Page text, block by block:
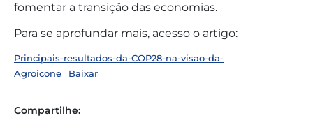
fomentar a transição das economias.
Para se aprofundar mais, acesso o artigo:
Principais-resultados-da-COP28-na-visao-da-
Agroicone
Baixar
Compartilhe: